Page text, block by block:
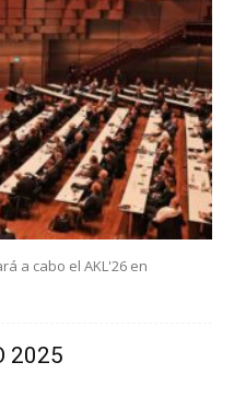
a cabo el AKL'26 en
2025